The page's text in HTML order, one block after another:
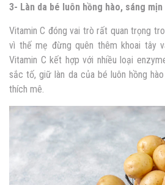
3- Làn da bé luôn hồng hào, sáng mịn
Vitamin C đóng vai trò rất quan trọng
vì thế mẹ đừng quên thêm khoai tây
Vitamin C kết hợp với nhiều loại
sắc tố, giữ làn da của bé luôn hồng
thích mê.